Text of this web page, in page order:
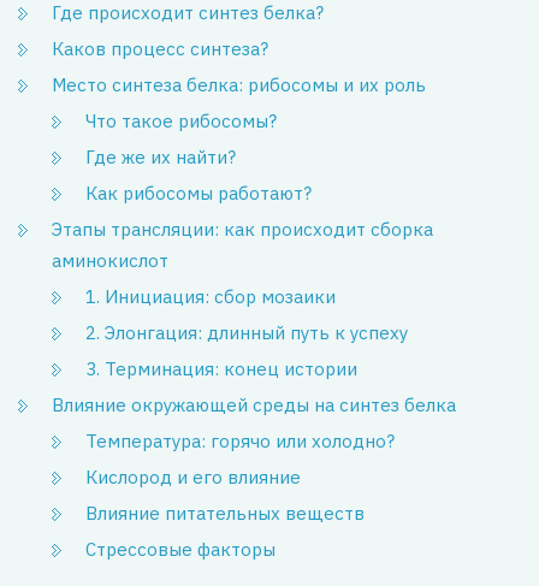
Где происходит синтез белка?
Каков процесс синтеза?
Место синтеза белка: рибосомы и их роль
Что такое рибосомы?
Где же их найти?
Как рибосомы работают?
Этапы трансляции: как происходит сборка
аминокислот
1. Инициация: сбор мозаики
2. Элонгация: длинный путь к успеху
3. Терминация: конец истории
Влияние окружающей среды на синтез белка
Температура: горячо или холодно?
Кислород и его влияние
Влияние питательных веществ
Стрессовые факторы